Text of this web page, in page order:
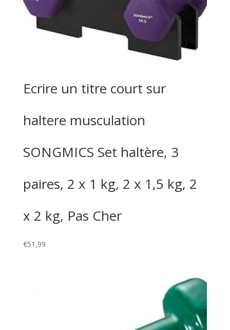
Ecrire un titre court sur
haltere musculation
SONGMICS Set haltère, 3
paires, 2 x 1 kg, 2 x 1,5 kg, 2
x 2 kg, Pas Cher
€51,99